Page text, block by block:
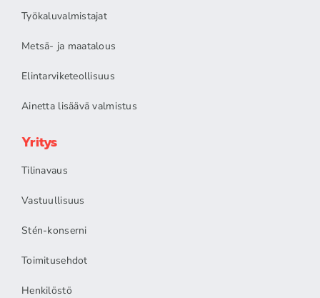
Työkaluvalmistajat
Metsä- ja maatalous
Elintarviketeollisuus
Ainetta lisäävä valmistus
Yritys
Tilinavaus
Vastuullisuus
Stén-konserni
Toimitusehdot
Henkilöstö